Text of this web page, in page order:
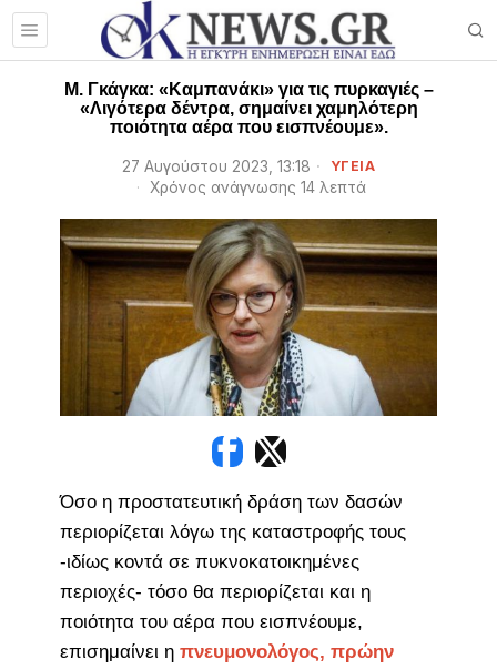
Μ. Γκάγκα: «Καμπανάκι» για τις πυρκαγιές –
«Λιγότερα δέντρα, σημαίνει χαμηλότερη
ποιότητα αέρα που εισπνέουμε».
27 Αυγούστου 2023, 13:18 ΥΓΕΙΑ
Χρόνος ανάγνωσης 14 λεπτά
Όσο η προστατευτική δράση των δασών
περιορίζεται λόγω της καταστροφής τους
-ιδίως κοντά σε πυκνοκατοικημένες
περιοχές- τόσο θα περιορίζεται και η
ποιότητα του αέρα που εισπνέουμε,
επισημαίνει η πνευμονολόγος, πρώην